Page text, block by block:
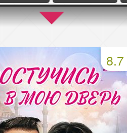
серия
47 серия
серия
51 серия
серия
55 серия
серия
59 серия
серия
63 серия
8.7